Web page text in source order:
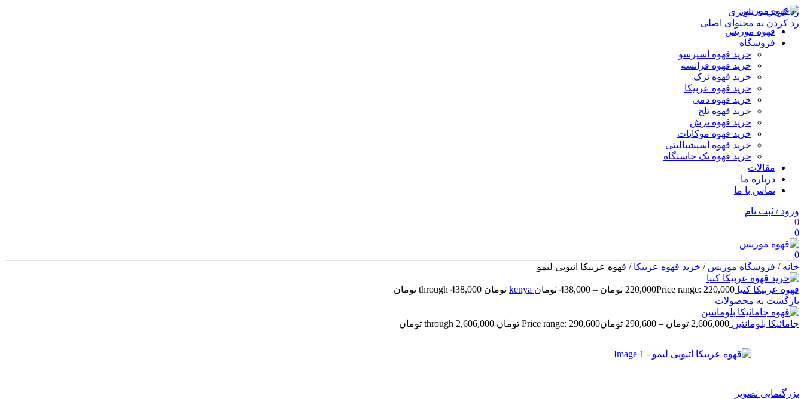
رد کردن به ناوبری
رد کردن به محتوای اصلی
قهوه موریس
فروشگاه
خرید قهوه اسپرسو
خرید قهوه فرانسه
خرید قهوه ترک
خرید قهوه عربیکا
خرید قهوه دمی
خرید قهوه تلخ
خرید قهوه ترش
خرید قهوه موکاپات
خرید قهوه اسپشیالیتی
خرید قهوه تک خاستگاه
مقالات
درباره ما
تماس با ما
ورود / ثبت نام
0
0
0
خانه/ فروشگاه موریس/ خرید قهوه عربیکا/ قهوه عربیکا اتیوپی لیمو
قهوه عربیکا کنیا kenya 438,000 تومان – 220,000 تومان
Price range: 220,000 تومان through 438,000 تومان
بازگشت به محصولات
جامائیکا بلومانتین 2,606,000 تومان –
290,600 تومانPrice range: 290,600 تومان through 2,606,000 تومان
بزرگنمایی تصویر